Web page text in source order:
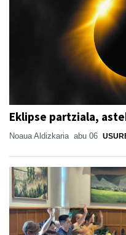
Eklipse partziala,
Noaua Aldizkaria abu 06